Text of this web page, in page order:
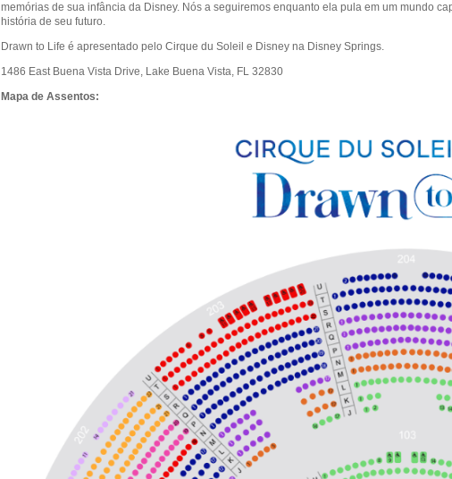
memórias de sua infância da Disney. Nós a seguiremos enquanto ela pula em um mundo
história de seu futuro.
Drawn to Life é apresentado pelo Cirque du Soleil e Disney na Disney Springs.
1486 East Buena Vista Drive, Lake Buena Vista, FL 32830
Mapa de Assentos: